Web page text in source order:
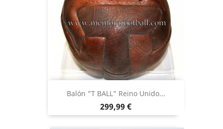
Balón "T BALL" Reino Unido...
Precio
299,99 €